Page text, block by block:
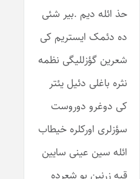
حذ ائله دیم .بیر شئی
ده دئمک ایستریم کی
شعرین گؤزللیگی نظمه
نثره باغلی دئیل یئتر
کی دوغرو دوروست
سؤزلری اورکلره خیطاب
ائله سین عینی سایین
قبه زرنین بو شعرده